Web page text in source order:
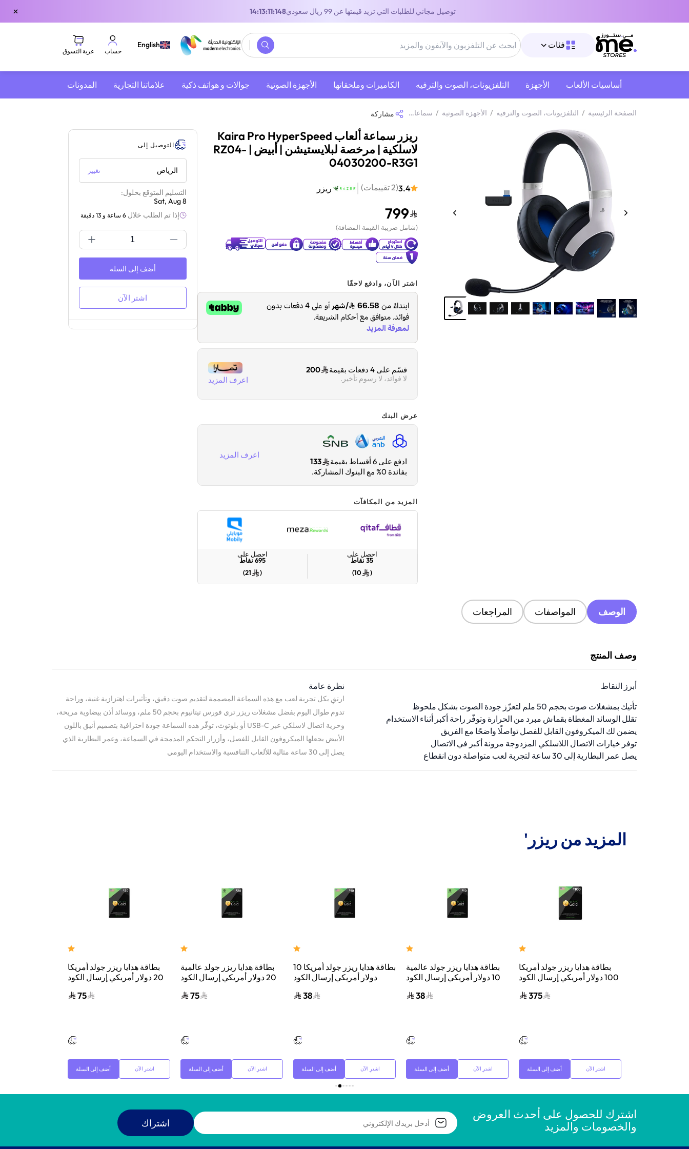
توصيل مجاني للطلبات التي تزيد قيمتها عن 99 ريال سعودي 13:13:11:148
×
فئات English
حساب عربة التسوق
أساسيات الألعاب الأجهزة التلفزيونات، الصوت والترفيه ‫الكاميرات وملحقاتها‬ الأجهزة الصوتية جوالات و هواتف ذكية علاماتنا التجارية المدونات
الصفحة الرئيسية / التلفزيونات، الصوت والترفيه / الأجهزة الصوتية / سماعات رأس / سماعات رأس لاسلكيةمشاركة
ريزر سماعة ألعاب Kaira Pro HyperSpeed
لاسلكية | مرخصة لبلايستيشن | أبيض | RZ04-
04030200-R3G1
3.4
(
2تقييمات) ريزر
799
(شامل ضريبة القيمة المضافة)
اشتر الآن، وادفع لاحقًا
قسّم على 4 دفعات بقيمة 200
لا فوائد، لا رسوم تأخير. اعرف المزيد
عرض البنك
ادفع على 6 أقساط بقيمة
133
بفائدة 0% مع البنوك المشاركة.
اعرف المزيد
المزيد من المكافآت
احصل على
35 نقاط
(
10
)
احصل على
695نقاط
(
21
)
التوصيل إلى
الرياض تغيير
التسليم المتوقع بحلول:
Sat, Aug 8
إذا تم الطلب خلال 6 ساعة و 13 دقيقة
أضف إلى السلة
اشتر الآن
الوصف المواصفات المراجعات
وصف المنتج
أبرز النقاط
تأتيك بمشغلات صوت بحجم 50 ملم لتعزّز جودة الصوت بشكل ملحوظ
تقلل الوسائد المغطاة بقماش مبرد من الحرارة وتوفّر راحة أكبر أثناء الاستخدام
يضمن لك الميكروفون القابل للفصل تواصلًا واضحًا مع الفريق
توفر خيارات الاتصال اللاسلكي المزدوجة مرونة أكبر في الاتصال
يصل عمر البطارية إلى 30 ساعة لتجربة لعب متواصلة دون انقطاع
نظرة عامة
ارتقِ بكل تجربة لعب مع هذه السماعة المصممة لتقديم صوت دقيق، وتأثيرات اهتزازية غنية، وراحة
تدوم طوال اليوم بفضل مشغلات ريزر تري فورس تيتانيوم بحجم 50 ملم، ووسائد أذن بيضاوية مريحة،
وحرية اتصال لاسلكي عبر USB-C أو بلوتوث، توفّر هذه السماعة جودة احترافية بتصميم أنيق باللون
الأبيض يجعلها الميكروفون القابل للفصل، وأزرار التحكم المدمجة في السماعة، وعمر البطارية الذي
يصل إلى 30 ساعة مثالية للألعاب التنافسية والاستخدام اليومي
المزيد من ريزر'
بطاقة هدايا ريزر جولد أمريكا
20 دولار أمريكي إرسال الكود
والرسائل أسود
75
أضف إلى السلة اشترِ الآن
بطاقة هدايا ريزر جولد عالمية
20 دولار أمريكي إرسال الكود
والرسائل أسود
75
أضف إلى السلة اشترِ الآن
بطاقة هدايا ريزر جولد أمريكا 10
دولار أمريكي إرسال الكود
والرسائل أسود
38
أضف إلى السلة اشترِ الآن
بطاقة هدايا ريزر جولد عالمية
10 دولار أمريكي إرسال الكود
والرسائل أسود
38
أضف إلى السلة اشترِ الآن
بطاقة هدايا ريزر جولد أمريكا
100 دولار أمريكي إرسال الكود
والرسائل أسود
375
أضف إلى السلة اشترِ الآن
اشترك للحصول على أحدث العروض
والخصومات والمزيد
اشتراك